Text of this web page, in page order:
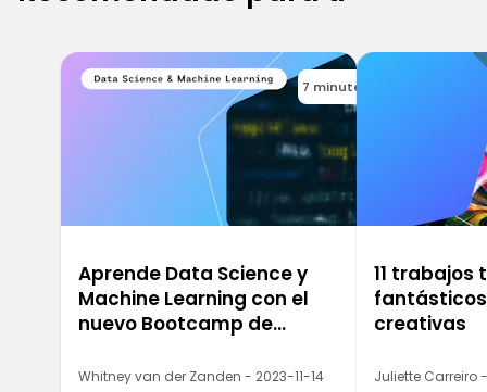
7 minutes
Aprende Data Science y
Machine Learning con el
nuevo Bootcamp de
Whitney van der Zanden - 2023-11-14
11 trabajos
creativas
Juliette Carreiro